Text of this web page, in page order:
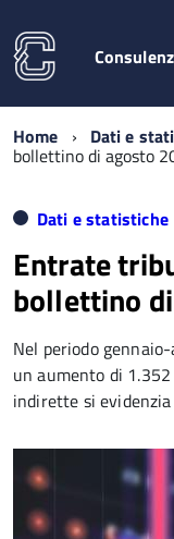
Home Dati e
bollettino di agosto
Dati e statistiche
Entrate
bollettino
Nel periodo
un aumento di
indirette si